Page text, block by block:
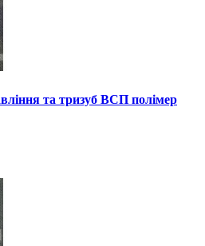
та тризуб ВСП полімер